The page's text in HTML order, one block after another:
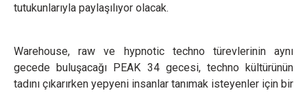
tutukunlarıyla paylaşılıyor olacak.
Warehouse, raw ve hypnotic techno türevlerinin aynı
gecede buluşacağı PEAK 34 gecesi, techno kültürünün
tadını çıkarırken yepyeni insanlar tanımak isteyenler için bir